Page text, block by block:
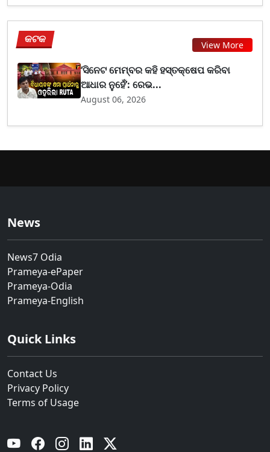
କଟକ View More
‘ସିନେଟ ମେମ୍ବର କହି ହସ୍ତକ୍ଷେପ କରିବା
ଆଧାର ନୁହେଁ’: ରେଭ...
August 06, 2026
News
News7 Odia
Prameya-ePaper
Prameya-Odia
Prameya-English
Quick Links
Contact Us
Privacy Policy
Terms of Usage
YouTube Facebook Instagram Linkedin